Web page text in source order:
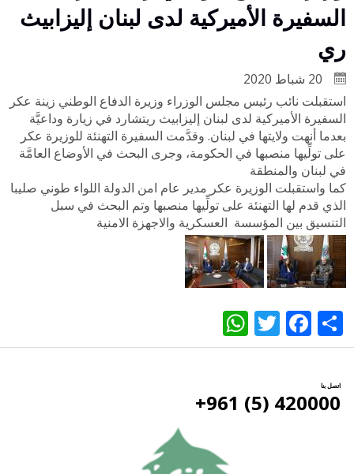
السفيرة الأميركية لدى لبنان إليزابيث
ري
استقبلت نائب رئيس مجلس الوزراء وزيرة الدفاع الوطني زينة عكر
السفيرة الأميركية لدى لبنان إليزابيث ريتشارد في زيارة وداعيَّة
بعدما أنهت ولايتها في لبنان. وقدَّمت السفيرة التهنئة للوزيرة عكر
على تولِّيها منصبها في الحكومة، وجرى البحث في الأوضاع العامَّة
في لبنان والمنطقة
كما واستقبلت الوزيرة عكر مدير عام امن الدولة اللواء طوني صليبا
الذي قدم لها التهنئة على تولِّيها منصبها وتم البحث في سبل
التنسيق بين المؤسسة العسكرية والاجهزة الامنية
Share
Facebook
Twitter
اتصل بنا
420000 (5) 961+